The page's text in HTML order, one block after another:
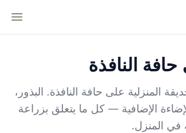
النافذة
المنزلية على حافة النافذة. البذور،
الإضافية — كل ما يتعلق بزراعة
في المنزل.